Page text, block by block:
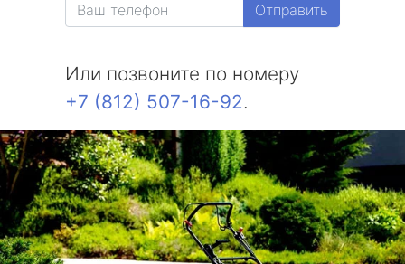
Отправить
Или позвоните по номеру
+7 (812) 507-16-92.